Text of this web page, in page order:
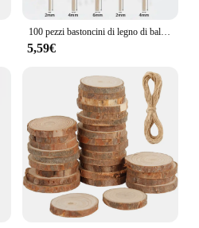
100 pezzi bastoncini di legno di balsa aste di centraggio in legno quadrate strisce di legno non finite per la decorazione della casa delle bambole artigianato progetti artistici fai da te modelli
5,59€